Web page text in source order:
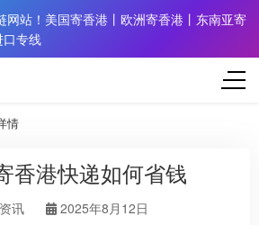
网站！美国寄香港丨欧洲寄香港丨东南亚寄
专线
情
香港快递如何省钱
讯 2025年8月12日